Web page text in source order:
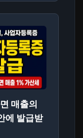
매출의
에 발급받